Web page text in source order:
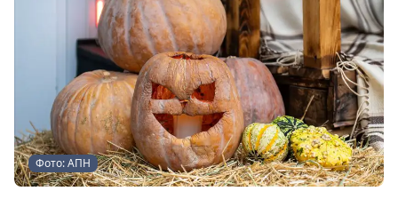
Фото: АПН